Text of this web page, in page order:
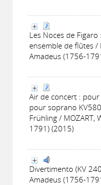
Les Noces de
ensemble de flûtes /
Amadeus (1756-
Air de concert :
pour soprano
Frühling / MOZART,
1791) (2015)
Divertimento (KV
Amadeus (1756-